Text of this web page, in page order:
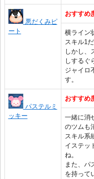
悪だくみピ
ート
おすす
横ライン
スキル1
しかし、
しするぐ
ジャイロ
す。
パステルミ
ッキー
おすす
一緒に消
のツムも
スキル系
イステッ
ね。
また、パ
を持って